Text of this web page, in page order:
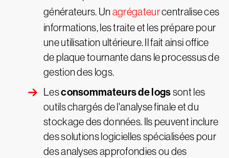
générateurs. Un agrégateurcentralise ces
informations, les traite et les prépare pour
une utilisation ultérieure. Il fait ainsi office
de plaque tournante dans le processus de
gestion des logs.
Lesconsommateurs de logssont les
outils chargés de l'analyse finale et du
stockage des données. Ils peuvent inclure
des solutions logicielles spécialisées pour
des analyses approfondies ou des